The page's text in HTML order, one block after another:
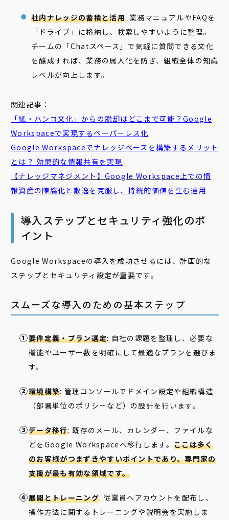
社内ナレッジの蓄積と活用: 業務マニュアルやFAQを
「ドライブ」に格納し、検索しやすいように整理。
チームの「Chatスペース」で気軽に質問できる文化
を醸成すれば、業務の属人化を防ぎ、組織全体の知識
レベルが向上します。
関連記事：
「紙・ハンコ文化」からの脱却はどこまで可能？Google
Workspaceで実現する ペーパー レス化
Google Workspaceでナレッジベースを構築するメリット
とは？ 効果的な情報共有を実現
【ナレッジマネジメント】Google Workspace上での情
報資産の陳腐化と散逸を克服し、持続的価値を生む運用
導入ステップとセキュリティ強化のポ
イント
Google Workspaceの導入を成功させるには、計画的な
ステップとセキュリティ設定が重要です。
スムーズな導入のための基本ステップ
要件定義・プラン選定: 自社の課題を整理し、必要な
機能やユーザー数を明確にして最適なプランを選びま
す。
環境構築: 管理コンソールでドメイン設定や組織構造
（部署単位のポリシーなど）の設計を行います。
データ移行: 既存のメール、カレンダー、ファイルな
どをGoogle Workspaceへ移行します。 ここは多く
のお客様がつまずきやすいポイントであり、専門家の
支援が最も有効な領域です。
展開とトレーニング: 従業員へアカウントを配布し、
操作方法に関するトレーニングや説明会を実施しま